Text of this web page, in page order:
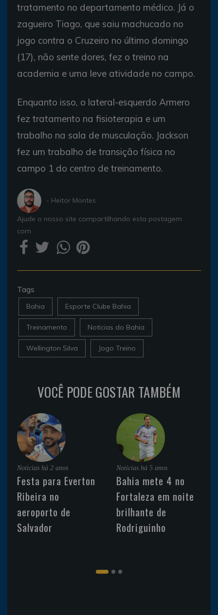
tratamento no departamento médico. Já o
zagueiro Tiago, que saiu machucado no
jogo contra o Cruzeiro no último domingo
(17), não sente dores, fez o treino na
academia e uma leve atividade no campo.
Enquanto isso, o lateral-esquerdo Armero
fez tratamento na fisioterapia e um
trabalho na sala de musculação. Jackson
fez um trabalho de transição física no
campo 1 do centro de treinamento.
- Heitor Montes
Ajude o nosso site compartilhando esta postagem
com
Tags
Bahia Esporte Clube Bahia
Treinamento Noticias do Bahia
Wellington Silva Jogo Treino
VOCÊ PODE GOSTAR TAMBÉM
Noticias há 2 anos
Festa para Everton
Ribeira no
aeroporto de
Salvador
Noticias há 5 anos
Bahia mete 4 no
Fortaleza em noite
brilhante de
Rodriguinho